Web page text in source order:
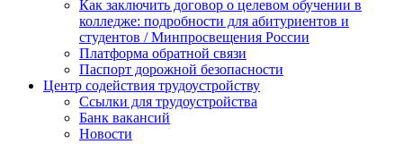
Как заключить договор о целевом обучении в
колледже: подробности для абитуриентов и
студентов / Минпросвещения России
Платформа обратной связи
Паспорт дорожной безопасности
Центр содействия трудоустройству
Ссылки для трудоустройства
Банк вакансий
Новости